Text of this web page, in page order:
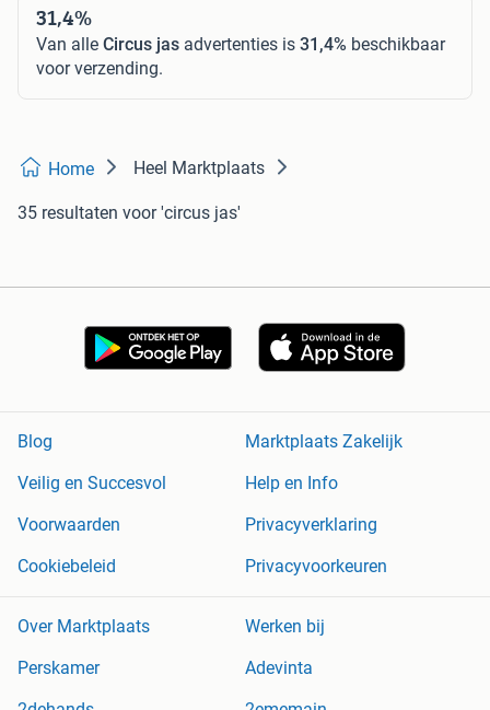
31,4%
Van alle Circus jas advertenties is 31,4% beschikbaar
voor verzending.
Home Heel Marktplaats
35 resultaten voor 'circus jas'
Blog
Marktplaats Zakelijk
Veilig en Succesvol
Help en Info
Voorwaarden
Privacyverklaring
Cookiebeleid
Privacyvoorkeuren
Over Marktplaats
Werken bij
Perskamer
Adevinta